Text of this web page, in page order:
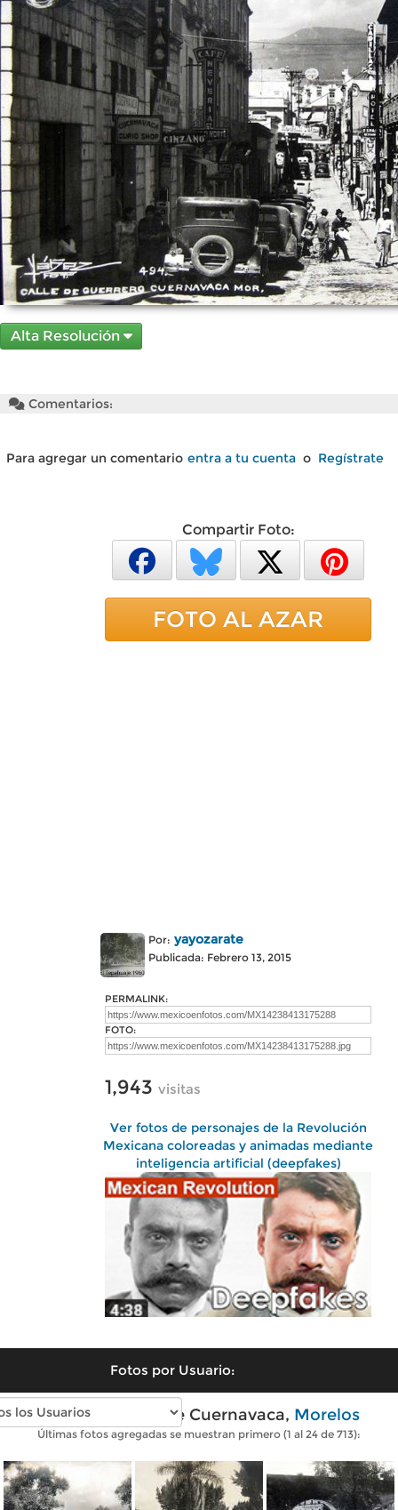
Alta Resolución
Comentarios:
Para agregar un comentario entra a tu cuenta o Regístrate
Compartir Foto:
FOTO AL AZAR
Por: yayozarate
Publicada: Febrero 13, 2015
PERMALINK:
FOTO:
1,943 visitas
Ver fotos de personajes de la Revolución
Mexicana coloreadas y animadas mediante
inteligencia artificial (deepfakes)
Fotos por Usuario:
Fotos antiguas de Cuernavaca, Morelos
Últimas fotos agregadas se muestran primero (1 al 24 de 713):